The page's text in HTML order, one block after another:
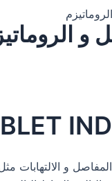
و
و الالتهابات مثل